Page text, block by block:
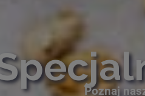
Poznaj